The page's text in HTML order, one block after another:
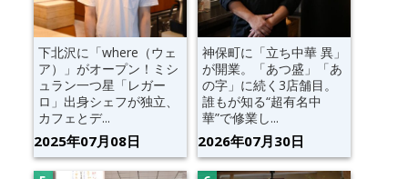
下北沢に「where（ウェ
ア）」がオープン！ミシ
ュラン一つ星「レガー
ロ」出身シェフが独立、
カフェとデ...
2025年07月08日
神保町に「立ち中華 異」
が開業。「あつ盛」「あ
の字」に続く3店舗目。
誰もが知る“超有名中
華”で修業し...
2026年07月30日